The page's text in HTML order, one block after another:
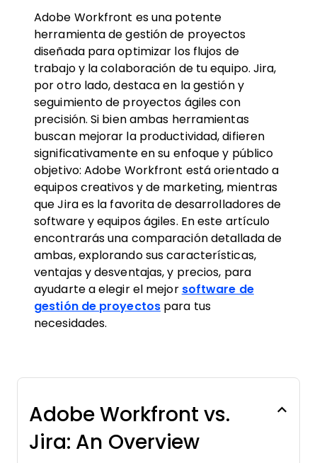
Adobe Workfront es una potente
herramienta de gestión de proyectos
diseñada para optimizar los flujos de
trabajo y la colaboración de tu equipo. Jira,
por otro lado, destaca en la gestión y
seguimiento de proyectos ágiles con
precisión. Si bien ambas herramientas
buscan mejorar la productividad, difieren
significativamente en su enfoque y público
objetivo: Adobe Workfront está orientado a
equipos creativos y de marketing, mientras
que Jira es la favorita de desarrolladores de
software y equipos ágiles. En este artículo
encontrarás una comparación detallada de
ambas, explorando sus características,
ventajas y desventajas, y precios, para
ayudarte a elegir el mejor software de
gestión de proyectos para tus
necesidades.
Adobe Workfront vs.
Jira: An Overview